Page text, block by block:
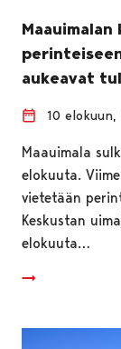
aukeavat
10
Maauimala
elokuuta.
vietetään
Keskustan
elokuuta…